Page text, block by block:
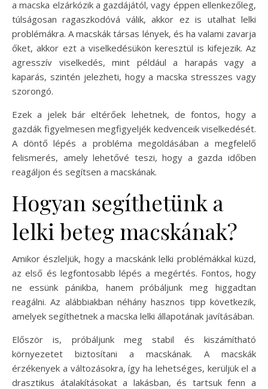
a macska elzárkózik a gazdájától, vagy éppen ellenkezőleg,
túlságosan ragaszkodóvá válik, akkor ez is utalhat lelki
problémákra. A macskák társas lények, és ha valami zavarja
őket, akkor ezt a viselkedésükön keresztül is kifejezik. Az
agresszív viselkedés, mint például a harapás vagy a
kaparás, szintén jelezheti, hogy a macska stresszes vagy
szorongó.
Ezek a jelek bár eltérőek lehetnek, de fontos, hogy a
gazdák figyelmesen megfigyeljék kedvenceik viselkedését.
A döntő lépés a probléma megoldásában a megfelelő
felismerés, amely lehetővé teszi, hogy a gazda időben
reagáljon és segítsen a macskának.
Hogyan segíthetünk a
lelki beteg macskának?
Amikor észleljük, hogy a macskánk lelki problémákkal küzd,
az első és legfontosabb lépés a megértés. Fontos, hogy
ne essünk pánikba, hanem próbáljunk meg higgadtan
reagálni. Az alábbiakban néhány hasznos tipp következik,
amelyek segíthetnek a macska lelki állapotának javításában.
Először is, próbáljunk meg stabil és kiszámítható
környezetet biztosítani a macskának. A macskák
érzékenyek a változásokra, így ha lehetséges, kerüljük el a
drasztikus átalakításokat a lakásban, és tartsuk fenn a